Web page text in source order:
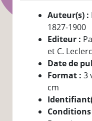
Auteur(s) :
1827-1900
Editeur :
et C. Leclerc
Date de
Format :3
cm